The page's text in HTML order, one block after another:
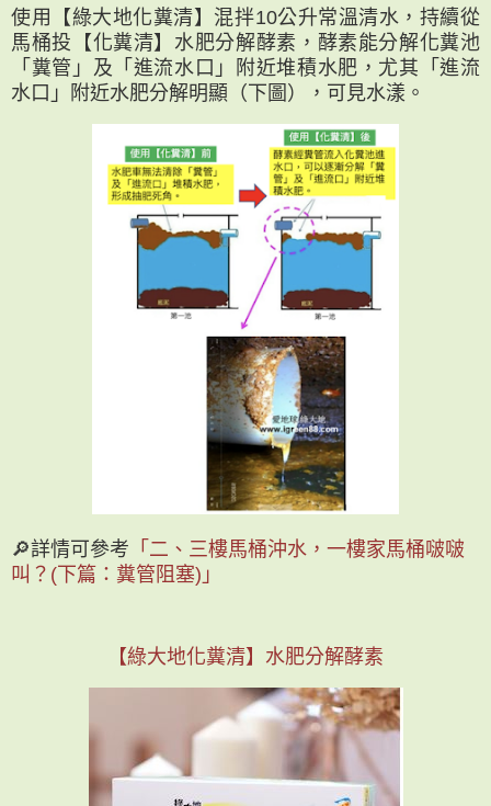
使用【綠大地化糞清】混拌10公升常溫清水，持續從
馬桶投【化糞清】水肥分解酵素，酵素能分解化糞池
「糞管」及「進流水口」附近堆積水肥，尤其「進流
水口」附近水肥分解明顯（下圖），可見水漾。
🔎詳情可參考 「二、三樓馬桶沖水，一樓家馬桶啵啵
叫？(下篇：糞管阻塞)」
【綠大地化糞清】水肥分解酵素